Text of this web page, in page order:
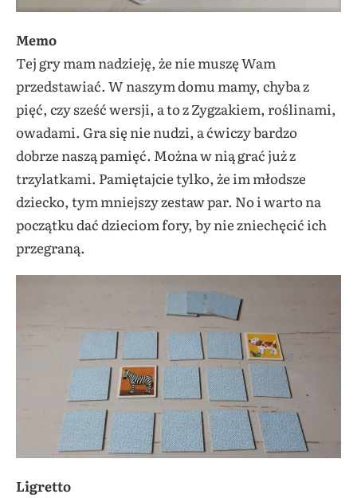
Memo
Tej gry mam nadzieję, że nie muszę Wam
przedstawiać. W naszym domu mamy, chyba z
pięć, czy sześć wersji, a to z Zygzakiem, roślinami,
owadami. Gra się nie nudzi, a ćwiczy bardzo
dobrze naszą pamięć. Można w nią grać już z
trzylatkami. Pamiętajcie tylko, że im młodsze
dziecko, tym mniejszy zestaw par. No i warto na
początku dać dzieciom fory, by nie zniechęcić ich
przegraną.
Ligretto